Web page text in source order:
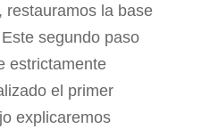
restauramos la base
segundo paso
estrictamente
el primer
explicaremos